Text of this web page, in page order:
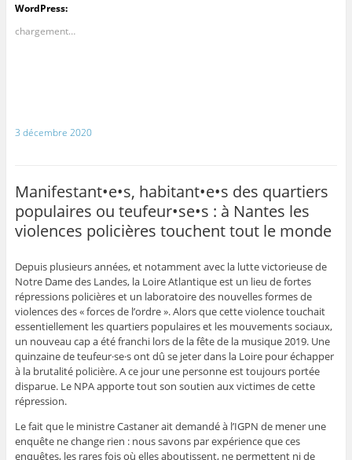
WordPress:
chargement…
3 décembre 2020
Manifestant•e•s, habitant•e•s des quartiers
populaires ou teufeur•se•s : à Nantes les
violences policières touchent tout le monde
Depuis plusieurs années, et notamment avec la lutte victorieuse de
Notre Dame des Landes, la Loire Atlantique est un lieu de fortes
répressions policières et un laboratoire des nouvelles formes de
violences des « forces de l’ordre ». Alors que cette violence touchait
essentiellement les quartiers populaires et les mouvements sociaux,
un nouveau cap a été franchi lors de la fête de la musique 2019. Une
quinzaine de teufeur·se·s ont dû se jeter dans la Loire pour échapper
à la brutalité policière. A ce jour une personne est toujours portée
disparue. Le NPA apporte tout son soutien aux victimes de cette
répression.
Le fait que le ministre Castaner ait demandé à l’IGPN de mener une
enquête ne change rien : nous savons par expérience que ces
enquêtes, les rares fois où elles aboutissent, ne permettent ni de